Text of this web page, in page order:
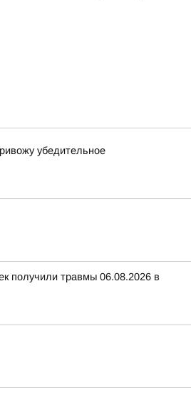
убедительное
получили травмы 06.08.2026 в